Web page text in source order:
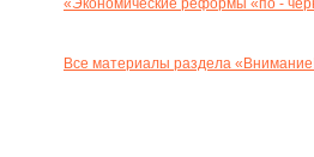
«Экономические реформы «по -
Все материалы раздела